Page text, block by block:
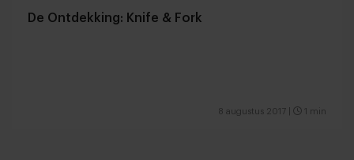
De Ontdekking: Knife & Fork
8 augustus 2017 1 min